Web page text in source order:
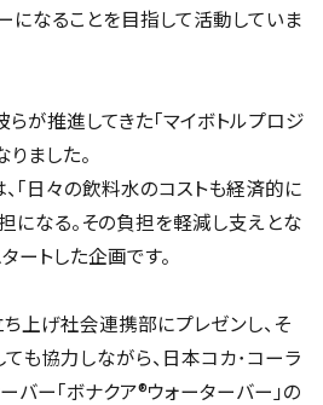
になることを目指して活動していま
が推進してきた「マイボトルプロジ
りました。
「日々の飲料水のコストも経済的に
になる。その負担を軽減し支えとな
ートした企画です。
上げ社会連携部にプレゼンし、そ
ても協力しながら、日本コカ･コーラ
バー「ボナクア®ウォーターバー」の